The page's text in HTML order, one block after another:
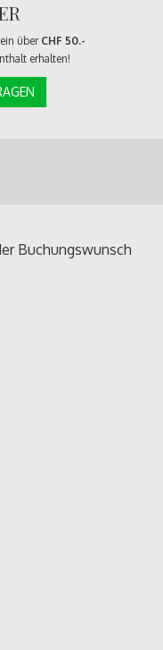
über CHF 50.-
erhalten!
Buchungswunsch